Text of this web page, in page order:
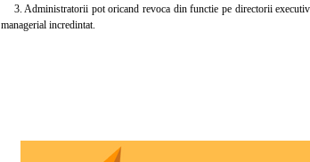
3. Administratorii pot oricand revoca din functie pe directorii
managerial incredintat.